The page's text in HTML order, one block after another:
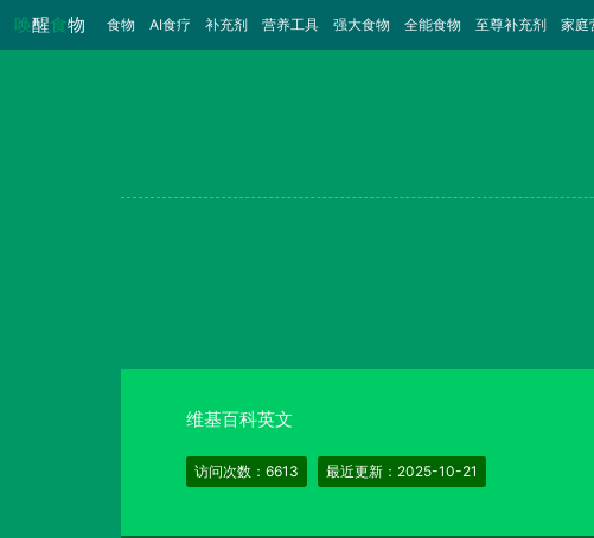
唤醒食物 食物 （当前）
AI食疗 补充剂 营养工具 强大食物 全能食物 至尊补充剂 家庭
食物/
维基百科英文
访问次数：6613 最近更新：2025-10-21